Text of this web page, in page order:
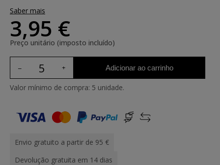
Saber mais
3,95 €
Preço unitário (imposto incluído)
Adicionar ao carrinho
Valor mínimo de compra: 5 unidade.
Envio gratuito a partir de 95 €
Devolução gratuita em 14 dias